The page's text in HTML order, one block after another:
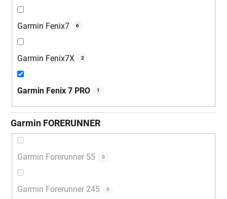
Garmin Fenix7 6
Garmin Fenix7X 2
Garmin Fenix 7 PRO 1
Garmin FORERUNNER
Garmin Forerunner 55 0
Garmin Forerunner 245 0